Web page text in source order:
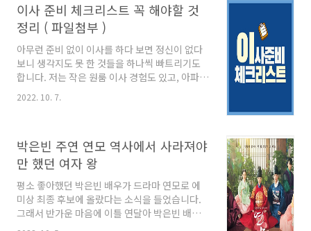
에 대해 포스팅해보겠습니다. 국내 출시일과 사
전예약 에어팟 프로 2세대는 진작에 해외에서 9
월 9일부터 사전예약을 시작해 9월 23일에 정식
으로 출시되었습니다. 그리고 국내에서는 현재
사전예약이 시작되었고 10월 21일에 정식으로
출시될 예정입니다. 에어팟 프로 2세대 가격 에어
팟 프로 2세대는 국내에서 35만 9천 원으로 책정
이사 준비 체크리스트 꼭 해야할 것
정리 ( 파일첨부 )
아무런 준비 없이 이사를 하다 보면 정신이 없다
보니 생각지도 못 한 것들을 하나씩 빠트리기도
합니다. 저는 작은 원룸 이사 경험도 있고, 아파트
이사도 있는데요, 오늘은 이사 준비를 할 때 체크
해야 하는 사항들에는 어떤 것들이 쉽게 정리해
게 움직이는 것만으로도 정신이 없기 때문에 이
사가 확정되고 나면 넉넉한 기간을 두고 불필요
한 짐들을 미리 정리해주는것이 좋습니다. 폐가
전은 무료로 수거해가지만 폐가구들에는 폐기물
스티커를 붙여줘야 하기 때문에 이 또한 미리 준
비해놓는 것이 좋고, 버리기 아까운 물품들은 중
2022. 10. 7.
박은빈 주연 연모 역사에서 사라져야
만 했던 여자 왕
평소 좋아했던 박은빈 배우가 드라마 연모로 에
미상 최종 후보에 올랐다는 소식을 들었습니다.
그래서 반가운 마음에 이틀 연달아 박은빈 배우
의 작품을 포스팅하게 됐습니다. 사극 장르를 안